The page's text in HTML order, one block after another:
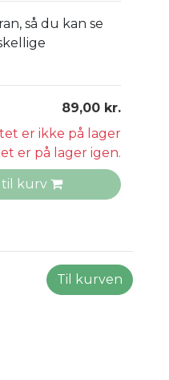
så du kan se
89,00 kr.
er ikke på lager
er på lager igen.
til kurv
Til kurven